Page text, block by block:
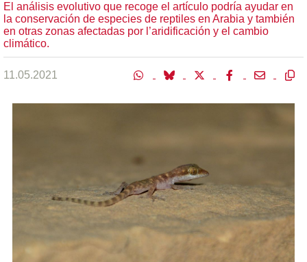
El análisis evolutivo que recoge el artículo podría ayudar en
la conservación de especies de reptiles en Arabia y también
en otras zonas afectadas por l’aridificación y el cambio
climático.
11.05.2021